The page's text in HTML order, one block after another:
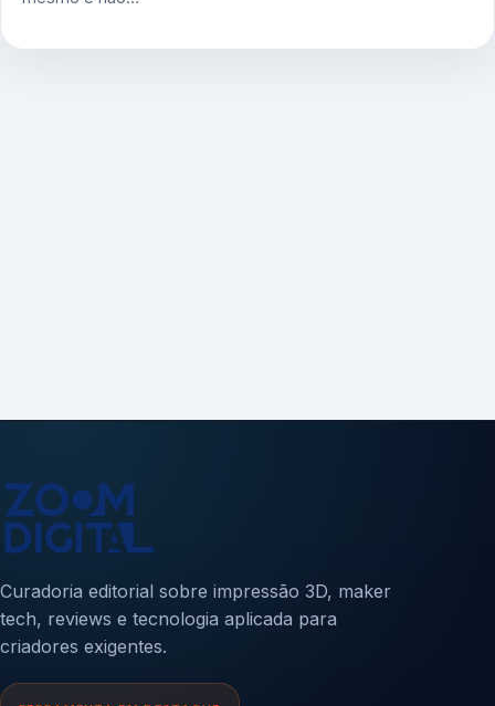
Curadoria editorial sobre impressão 3D, maker
tech, reviews e tecnologia aplicada para
criadores exigentes.